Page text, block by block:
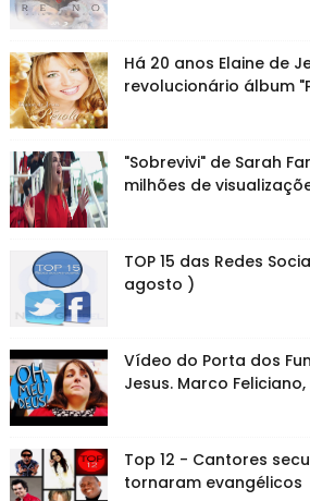
Há 20 anos Elaine de
revolucionário álbum
"Sobrevivi" de Sarah
milhões de
TOP 15 das Redes
agosto )
Vídeo do Porta dos
Jesus. Marco
Top 12 - Cantores
tornaram evangélicos